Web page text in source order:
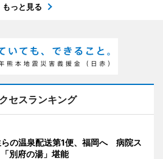
もっと見る
セスランキング
の温泉配送第1便、福岡へ 病院ス
別府の湯」堪能